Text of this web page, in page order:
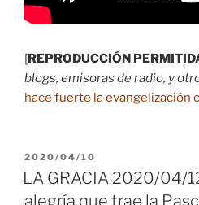
[REPRODUCCIÓN
blogs, emisoras de radio, y
hace fuerte la evangelización
PUBLICADO
EL
2020/04/10
LA GRACIA 2020/04/
alegría que trae la